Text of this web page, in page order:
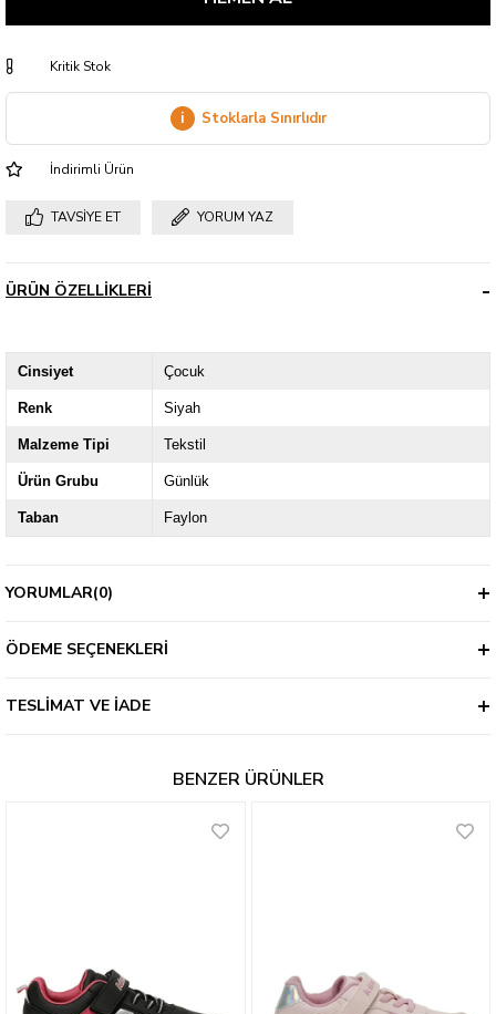
Kritik Stok
i Stoklarla Sınırlıdır
İndirimli Ürün
TAVSIYE ET YORUM YAZ
ÜRÜN ÖZELLIKLERI
Cinsiyet Çocuk
Renk Siyah
Malzeme Tipi Tekstil
Ürün Grubu Günlük
Taban Faylon
YORUMLAR(0)
ÖDEME SEÇENEKLERI
TESLIMAT VE İADE
BENZER ÜRÜNLER